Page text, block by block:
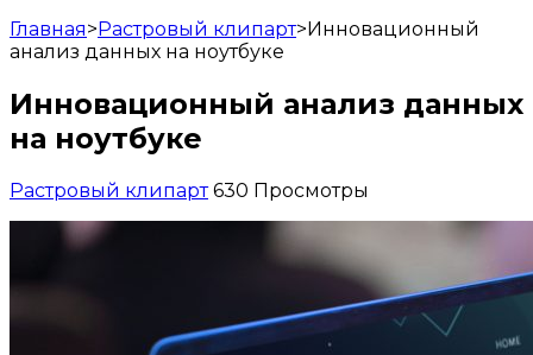
Главная>Растровый клипарт>Инновационный
анализ данных на ноутбуке
Инновационный анализ данных
на ноутбуке
Растровый клипарт 630 Просмотры